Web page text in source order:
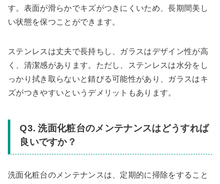
す。表面が滑らかでキズがつきにくいため、長期間美し
い状態を保つことができます。
ステンレスは丈夫で長持ちし、ガラスはデザイン性が高
く、清潔感があります。ただし、ステンレスは水分をし
っかり拭き取らないと錆びる可能性があり、ガラスはキ
ズがつきやすいというデメリットもあります。
Q3. 洗面化粧台のメンテナンスはどうすれば
良いですか？
洗面化粧台のメンテナンスは、定期的に掃除をすること